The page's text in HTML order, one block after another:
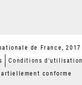
de France, 2017
Conditions d'utilisation
conforme